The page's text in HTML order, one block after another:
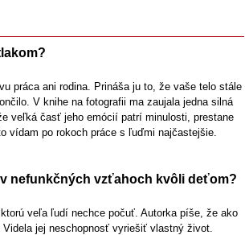
práca ani rodina. Prináša ju to, že vaše telo stále
V knihe na fotografii ma zaujala jedna silná
veľká časť jeho emócií patrí minulosti, prestane
vídam po rokoch práce s ľuďmi najčastejšie.
nefunkčných vzťahoch kvôli deťom?
veľa ľudí nechce počuť. Autorka píše, že ako
jej neschopnosť vyriešiť vlastný život.